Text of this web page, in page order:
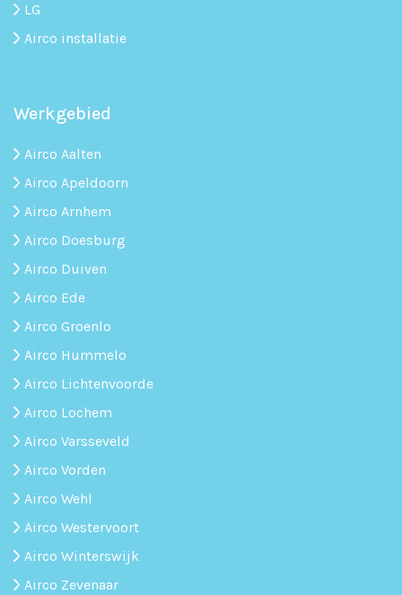
LG
Airco installatie
Werkgebied
Airco Aalten
Airco Apeldoorn
Airco Arnhem
Airco Doesburg
Airco Duiven
Airco Ede
Airco Groenlo
Airco Hummelo
Airco Lichtenvoorde
Airco Lochem
Airco Varsseveld
Airco Vorden
Airco Wehl
Airco Westervoort
Airco Winterswijk
Airco Zevenaar